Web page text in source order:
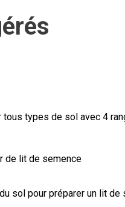
types de sol avec 4
de lit de semence
sol pour préparer un lit de